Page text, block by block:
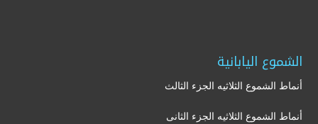
الشموع اليابانية
أنماط الشموع الثلاثيه الجزء الثالث
أنماط الشموع الثلاثيه الجزء الثانى